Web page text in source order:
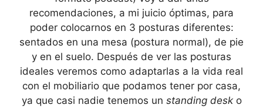
recomendaciones, a mi juicio óptimas, para
poder colocarnos en 3 posturas diferentes:
sentados en una mesa (postura normal), de pie
y en el suelo. Después de ver las posturas
ideales veremos como adaptarlas a la vida real
con el mobiliario que podamos tener por casa,
ya que casi nadie tenemos un standing desko